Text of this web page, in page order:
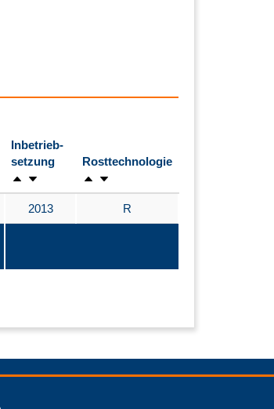
Inbetrieb-
setzung
Rosttechnologie
2013 R